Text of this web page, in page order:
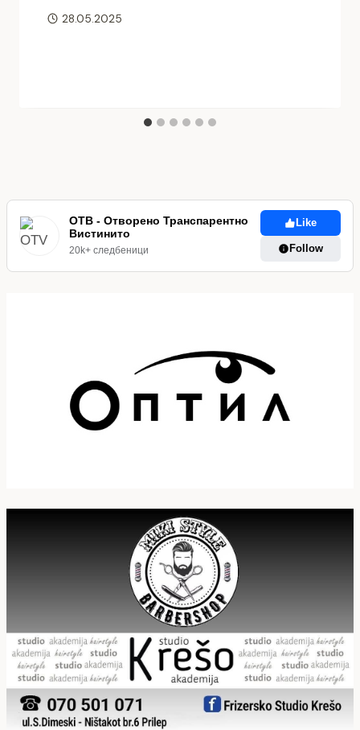
28.05.2025
ОТВ - Отворено Транспарентно
Вистинито
20k+ следбеници
Like
Follow